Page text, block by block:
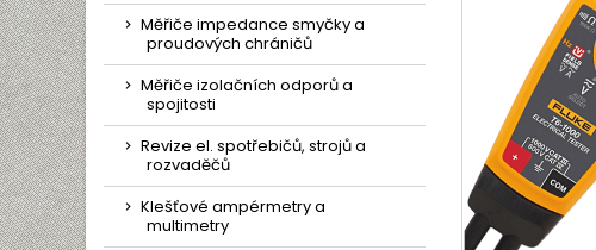
Měřiče impedance smyčky a
proudových chráničů
Měřiče izolačních odporů a
spojitosti
Revize el. spotřebičů, strojů a
rozvaděčů
Klešťové ampérmetry a
multimetry